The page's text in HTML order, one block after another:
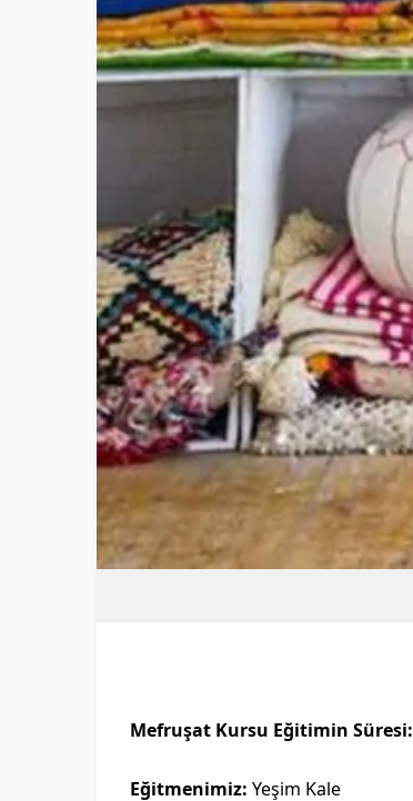
Mefruşat Kursu Eğitimin Süresi:
Eğitmenimiz: Yeşim Kale